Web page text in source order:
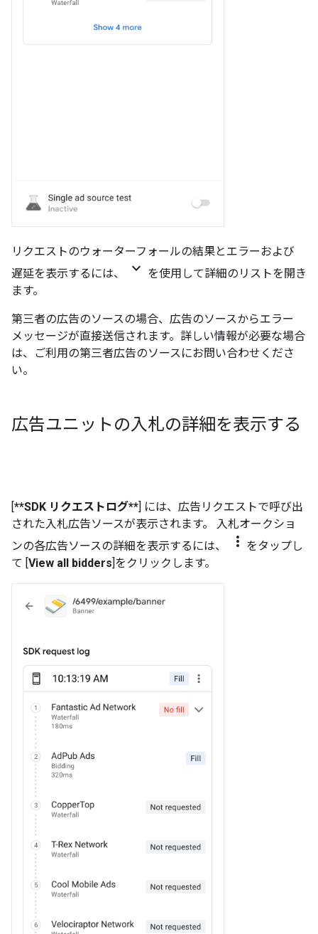
リクエストのウォーターフォールの結果とエラーおよび
遅延を表示するには、
keyboard_arrow_down を使用して詳細のリストを開き
ます。
第三者の広告のソースの場合、広告のソースからエラー
メッセージが直接送信されます。詳しい情報が必要な場合
は、ご利用の第三者広告のソースにお問い合わせくださ
い。
広告ユニットの入札の詳細を表示する
[**SDK リクエストログ**] には、広告リクエストで呼び出
された入札広告ソースが表示されます。 入札オークショ
ンの各広告ソースの詳細を表示するには、
more_vert をタップし
て [View all bidders]をクリックします。